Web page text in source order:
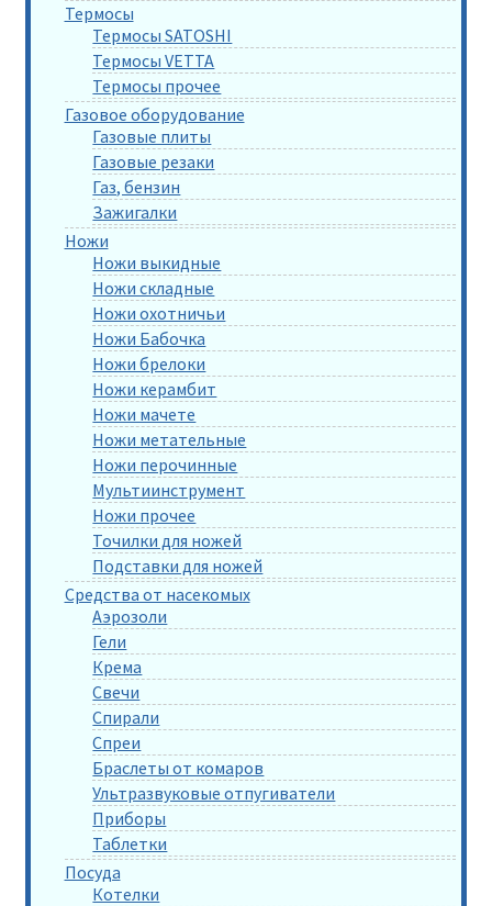
Термосы
Термосы SATOSHI
Термосы VETTA
Термосы прочее
Газовое оборудование
Газовые плиты
Газовые резаки
Газ, бензин
Зажигалки
Ножи
Ножи выкидные
Ножи складные
Ножи охотничьи
Ножи Бабочка
Ножи брелоки
Ножи керамбит
Ножи мачете
Ножи метательные
Ножи перочинные
Мультиинструмент
Ножи прочее
Точилки для ножей
Подставки для ножей
Средства от насекомых
Аэрозоли
Гели
Крема
Свечи
Спирали
Спреи
Браслеты от комаров
Ультразвуковые отпугиватели
Приборы
Таблетки
Посуда
Котелки